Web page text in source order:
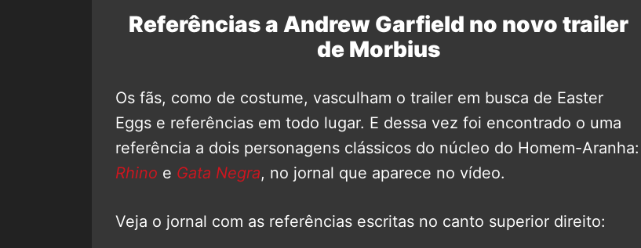
Referências a Andrew Garfield no novo trailer
de Morbius
Os fãs, como de costume, vasculham o trailer em busca de Easter
Eggs e referências em todo lugar. E dessa vez foi encontrado o uma
referência a dois personagens clássicos do núcleo do Homem-Aranha:
Rhino e Gata Negra, no jornal que aparece no vídeo.
Veja o jornal com as referências escritas no canto superior direito: